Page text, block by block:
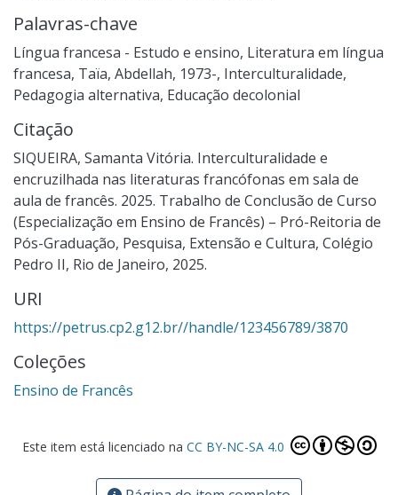
Palavras-chave
Língua francesa - Estudo e ensino, Literatura em língua
francesa, Taïa, Abdellah, 1973-, Interculturalidade,
Pedagogia alternativa, Educação decolonial
Citação
SIQUEIRA, Samanta Vitória. Interculturalidade e
encruzilhada nas literaturas francófonas em sala de
aula de francês. 2025. Trabalho de Conclusão de Curso
(Especialização em Ensino de Francês) – Pró-Reitoria de
Pós-Graduação, Pesquisa, Extensão e Cultura, Colégio
Pedro II, Rio de Janeiro, 2025.
URI
https://petrus.cp2.g12.br//handle/123456789/3870
Coleções
Ensino de Francês
Este item está licenciado na CC BY-NC-SA 4.0